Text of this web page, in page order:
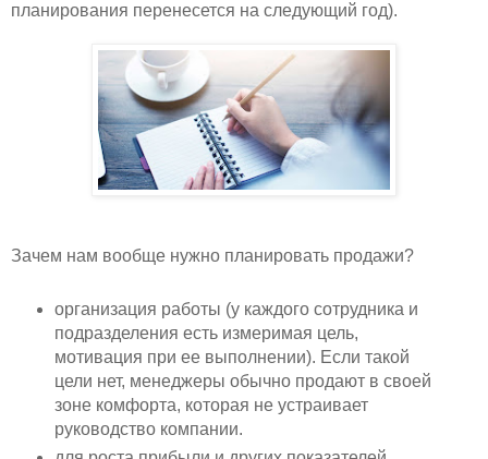
планирования перенесется на следующий год).
Зачем нам вообще нужно планировать продажи?
организация работы (у каждого сотрудника и
подразделения есть измеримая цель,
мотивация при ее выполнении). Если такой
цели нет, менеджеры обычно продают в своей
зоне комфорта, которая не устраивает
руководство компании.